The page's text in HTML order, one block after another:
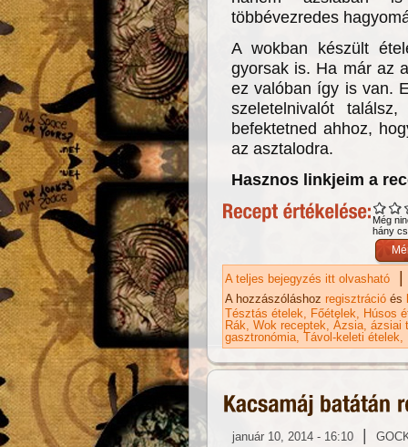
többévezredes
A wokban készült
gyorsak is. Ha már az
ez valóban így is van.
szeletelnivalót
befektetned ahhoz,
az asztalodra.
Hasznos linkjeim a
Még
hány
A teljes bejegyzés itt olvasható |
A hozzászóláshoz regisztráció és
Tésztás ételek
Főételek
Húsos
Rák Wok receptek Ázsia ázsiai
gasztronómia Távol-keleti ételek
január 10, 2014 - 16:10 |